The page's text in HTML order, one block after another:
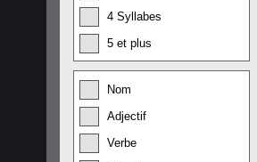
4 Syllabes
5 et plus
Nom
Adjectif
Verbe